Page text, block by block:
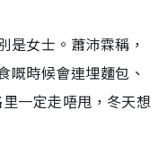
是女士。蕭沛霖稱，
嘅時候會連埋麵包、
一定走唔甩，冬天想